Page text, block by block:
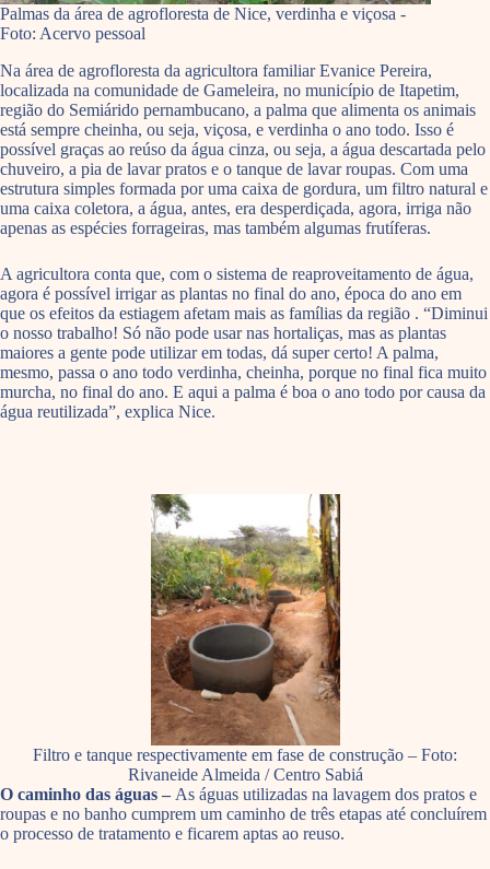
Palmas da área de agrofloresta de Nice, verdinha e viçosa -
Foto: Acervo pessoal
Na área de agrofloresta da agricultora familiar Evanice Pereira,
localizada na comunidade de Gameleira, no município de Itapetim,
região do Semiárido pernambucano, a palma que alimenta os animais
está sempre cheinha, ou seja, viçosa, e verdinha o ano todo. Isso é
possível graças ao reúso da água cinza, ou seja, a água descartada pelo
chuveiro, a pia de lavar pratos e o tanque de lavar roupas. Com uma
estrutura simples formada por uma caixa de gordura, um filtro natural e
uma caixa coletora, a água, antes, era desperdiçada, agora, irriga não
apenas as espécies forrageiras, mas também algumas frutíferas.
A agricultora conta que, com o sistema de reaproveitamento de água,
agora é possível irrigar as plantas no final do ano, época do ano em
que os efeitos da estiagem afetam mais as famílias da região . “Diminui
o nosso trabalho! Só não pode usar nas hortaliças, mas as plantas
maiores a gente pode utilizar em todas, dá super certo! A palma,
mesmo, passa o ano todo verdinha, cheinha, porque no final fica muito
murcha, no final do ano. E aqui a palma é boa o ano todo por causa da
água reutilizada”, explica Nice.
Filtro e tanque respectivamente em fase de construção – Foto:
Rivaneide Almeida / Centro Sabiá
O caminho das águas – As águas utilizadas na lavagem dos pratos e
roupas e no banho cumprem um caminho de três etapas até concluírem
o processo de tratamento e ficarem aptas ao reuso.